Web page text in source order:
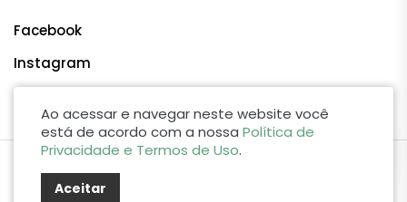
Facebook
Instagram
Ao acessar e navegar neste website você
está de acordo com a nossa Política de
Privacidade e Termos de Uso.
Aceitar